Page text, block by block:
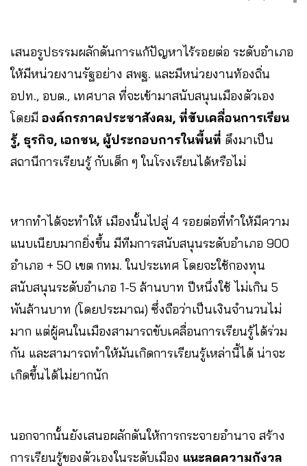
เสนอรูปธรรมผลักดันการแก้ปัญหาไร้รอยต่อ ระดับอำเภอ
ให้มีหน่วยงานรัฐอย่าง สพฐ. และมีหน่วยงานท้องถิ่น
อปท., อบต., เทศบาล ที่จะเข้ามาสนับสนุนเมืองตัวเอง
โดยมี องค์กรภาคประชาสังคม, ที่ขับเคลื่อนการเรียน
รู้, ธุรกิจ, เอกชน, ผู้ประกอบการในพื้นที่ ดึงมาเป็น
สถานีการเรียนรู้ กับเด็ก ๆ ในโรงเรียนได้หรือไม่
หากทำได้จะทำให้ เมืองนั้นไปสู่ 4 รอยต่อที่ทำให้มีความ
แนบเนียบมากยิ่งขึ้น มีทีมการสนับสนุนระดับอำเภอ 900
อำเภอ + 50 เขต กทม. ในประเทศ โดยจะใช้กองทุน
สนับสนุนระดับอำเภอ 1-5 ล้านบาท ปีหนึ่งใช้ ไม่เกิน 5
พันล้านบาท (โดยประมาณ) ซึ่งถือว่าเป็นเงินจำนวนไม่
มาก แต่ผู้คนในเมืองสามารถขับเคลื่อนการเรียนรู้ได้ร่วม
กัน และสามารถทำให้มันเกิดการเรียนรู้เหล่านี้ได้ น่าจะ
เกิดขึ้นได้ไม่ยากนัก
นอกจากนั้นยังเสนอผลักดันให้การกระจายอำนาจ สร้าง
การเรียนรู้ของตัวเองในระดับเมือง แนะลดความกังวล